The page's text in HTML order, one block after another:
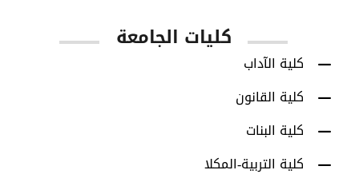
كليات الجامعة
كلية الآداب
كلية القانون
كلية البنات
كلية التربية-المكلا